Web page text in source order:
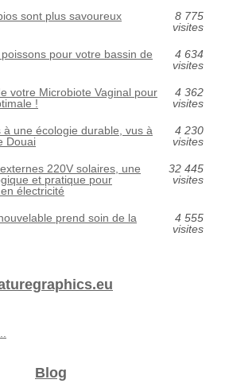
sont plus savoureux
8 775
visites
pour votre bassin de
4 634
visites
votre Microbiote Vaginal pour
!
4 362
visites
à une écologie durable, vus à
Douai
4 230
visites
220V solaires, une
et pratique pour
électricité
32 445
visites
prend soin de la
4 555
visites
Blog